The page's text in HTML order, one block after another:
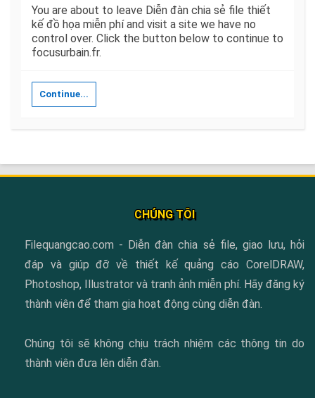
You are about to leave Diễn đàn chia sẻ file thiết
kế đồ họa miễn phí and visit a site we have no
control over. Click the button below to continue to
focusurbain.fr.
Continue...
CHÚNG TÔI
Filequangcao.com - Diễn đàn chia sẻ file, giao lưu, hỏi
đáp và giúp đỡ về thiết kế quảng cáo CorelDRAW,
Photoshop, Illustrator và tranh ảnh miễn phí. Hãy đăng ký
thành viên để tham gia hoạt động cùng diễn đàn.
Chúng tôi sẽ không chịu trách nhiệm các thông tin do
thành viên đưa lên diễn đàn.